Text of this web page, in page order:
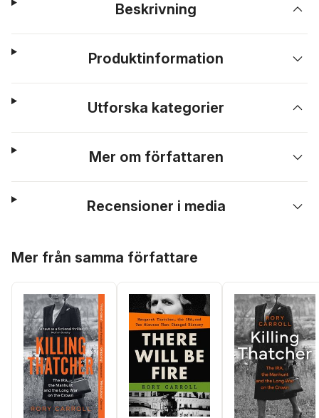
Beskrivning
Produktinformation
Utforska kategorier
Mer om författaren
Recensioner i media
Mer från samma författare